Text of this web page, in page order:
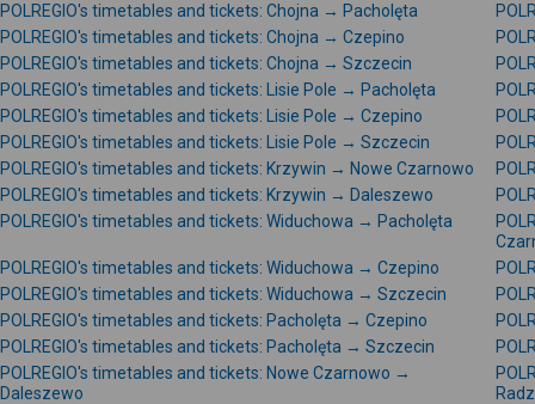
POLREGIO's timetables and tickets: Chojna → Pacholęta
POLREGIO's timetables and tickets: Chojna → Czepino
POLREGIO's timetables and tickets: Chojna → Szczecin
POLREGIO's timetables and tickets: Lisie Pole → Pacholęta
POLREGIO's timetables and tickets: Lisie Pole → Czepino
POLREGIO's timetables and tickets: Lisie Pole → Szczecin
POLREGIO's timetables and tickets: Krzywin → Nowe Czarnowo
POLREGIO's timetables and tickets: Krzywin → Daleszewo
POLREGIO's timetables and tickets: Widuchowa → Pacholęta
POLREGIO's timetables and tickets: Widuchowa → Czepino
POLREGIO's timetables and tickets: Widuchowa → Szczecin
POLREGIO's timetables and tickets: Pacholęta → Czepino
POLREGIO's timetables and tickets: Pacholęta → Szczecin
POLREGIO's timetables and tickets: Nowe Czarnowo →
Daleszewo